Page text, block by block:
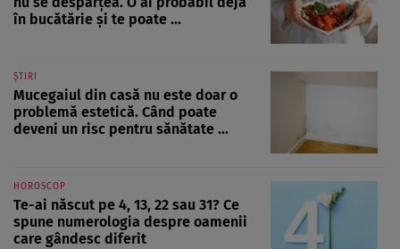
în bucătărie și te poate ...
ȘTIRI
Mucegaiul din casă nu este doar o
problemă estetică. Când poate
deveni un risc pentru sănătate ...
HOROSCOP
Te-ai născut pe 4, 13, 22 sau 31? Ce
spune numerologia despre oamenii
care gândesc diferit